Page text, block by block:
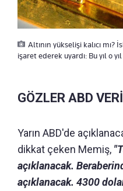
Altının yükselişi kalıcı
işaret ederek uyardı: Bu yıl o
GÖZLER ABD
Yarın ABD'de
dikkat çeken Memiş,
açıklanacak.
açıklanacak. 4300